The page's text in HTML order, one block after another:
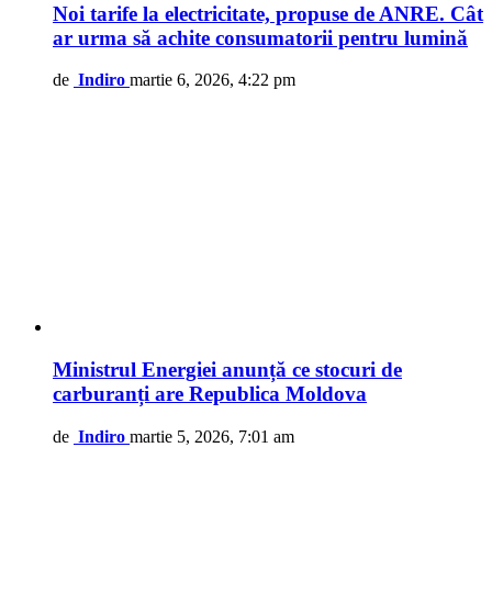
Noi tarife la electricitate, propuse de ANRE. Cât
ar urma să achite consumatorii pentru lumină
de Indiro martie 6, 2026, 4:22 pm
Ministrul Energiei anunță ce stocuri de
carburanți are Republica Moldova
de Indiro martie 5, 2026, 7:01 am